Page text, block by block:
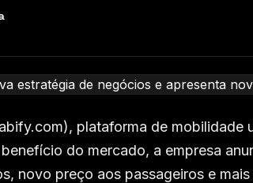
plataforma de mobilidade
do mercado, a empresa
novo preço aos passageiros e